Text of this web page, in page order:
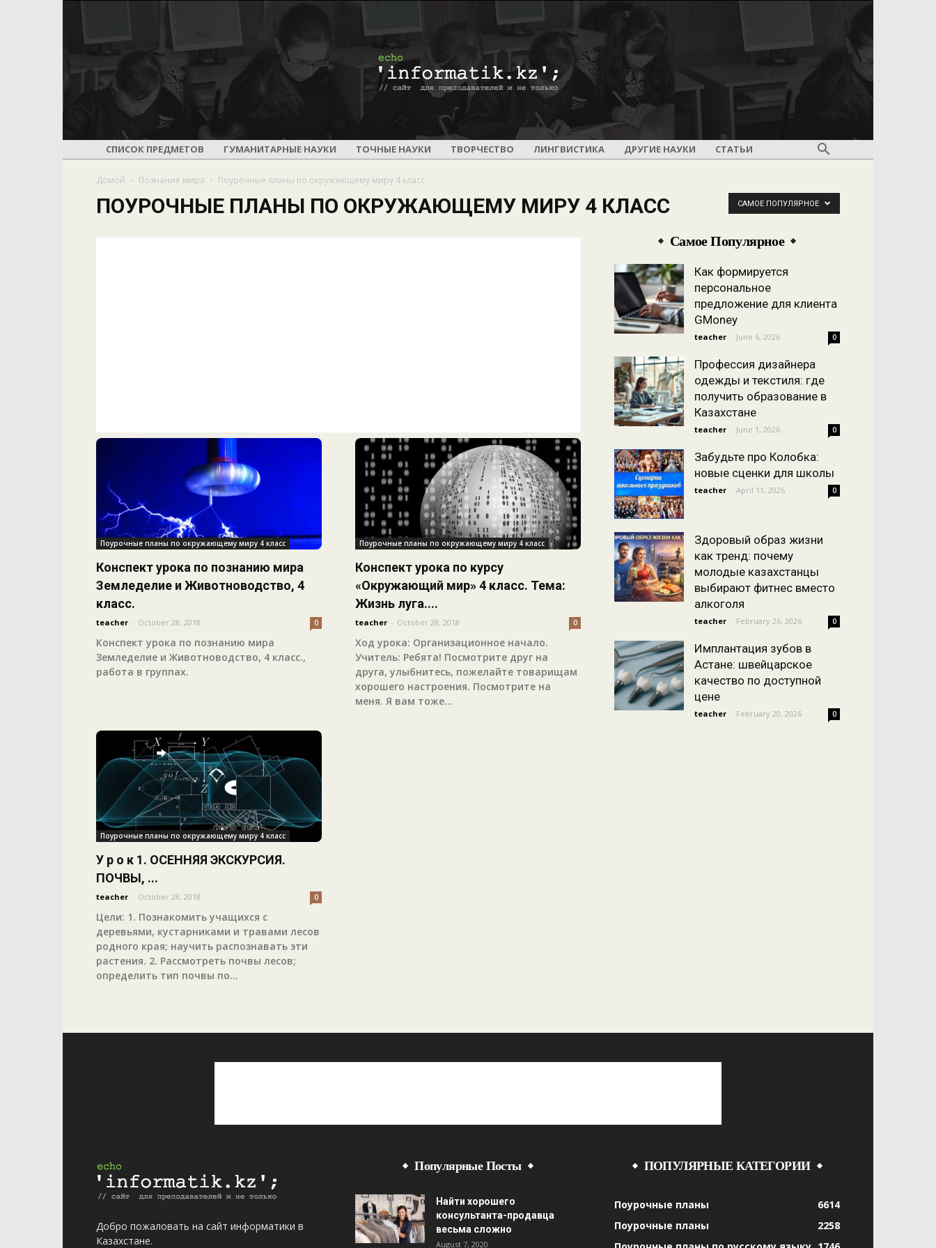
ПОУРОЧНОЕ
УРОКОВ
СПИСОК ПРЕДМЕТОВ ГУМАНИТАРНЫЕ НАУКИ ТОЧНЫЕ НАУКИ ТВОРЧЕСТВО ЛИНГВИСТИКА ДРУГИЕ НАУКИ СТАТЬИ
Домой Познание мира Поурочные планы по окружающему миру 4 класс
ПОУРОЧНЫЕ ПЛАНЫ ПО ОКРУЖАЮЩЕМУ МИРУ 4 КЛАСС САМОЕ ПОПУЛЯРНОЕ
Поурочные планы по окружающему миру 4 класс
Конспект урока по познанию мира
Земледелие и Животноводство, 4
класс.
teacher - October 28, 2018 0
Конспект урока по познанию мира
Земледелие и Животноводство, 4 класс.,
работа в группах.
Поурочные планы по окружающему миру 4 класс
Конспект урока по курсу
«Окружающий мир» 4 класс. Тема:
Жизнь луга....
teacher - October 28, 2018 0
Ход урока: Организационное начало.
Учитель: Ребята! Посмотрите друг на
друга, улыбнитесь, пожелайте товарищам
хорошего настроения. Посмотрите на
меня. Я вам тоже...
Поурочные планы по окружающему миру 4 класс
У р о к 1. ОСЕННЯЯ ЭКСКУРСИЯ.
ПОЧВЫ, ...
teacher - October 28, 2018 0
Цели: 1. Познакомить учащихся с
деревьями, кустарниками и травами лесов
родного края; научить распознавать эти
растения. 2. Рассмотреть почвы лесов;
определить тип почвы по...
Самое Популярное
Как формируется
персональное
предложение для клиента
GMoney
teacher - June 6, 2026 0
Профессия дизайнера
одежды и текстиля: где
получить образование в
Казахстане
teacher - June 1, 2026 0
Забудьте про Колобка:
новые сценки для школы
teacher - April 11, 2026 0
Здоровый образ жизни
как тренд: почему
молодые казахстанцы
выбирают фитнес вместо
алкоголя
teacher - February 26, 2026 0
Имплантация зубов в
Астане: швейцарское
качество по доступной
цене
teacher - February 20, 2026 0
Добро пожаловать на сайт информатики в
Казахстане.
Популярные Посты
Найти хорошего
консультанта-продавца
весьма сложно
August 7, 2020
ПОПУЛЯРНЫЕ КАТЕГОРИИ
Поурочные планы
6614
Поурочные планы
2258